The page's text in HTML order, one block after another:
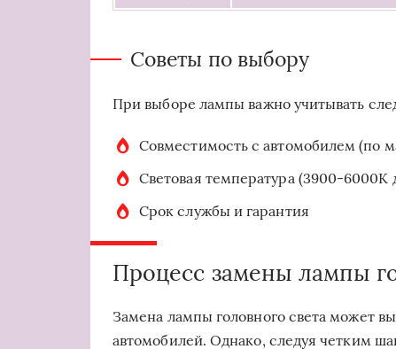
Советы по выбору
При выборе лампы важно учитывать
Совместимость с автомобилем (по
Световая температура (3900-6000K
Срок службы и гарантия
Процесс замены лампы
Замена лампы головного света может
автомобилей. Однако, следуя четким